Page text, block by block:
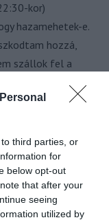
third parties, or
for
below opt-out
that after your
seeing
utilized by
kor)
hazamehetek-e.
hozzá,
szállok fel a
hazamegyek.
rendőröket, akik
e, egyúttal
e valaki és hová
akkor indultam
váratlan esetben a